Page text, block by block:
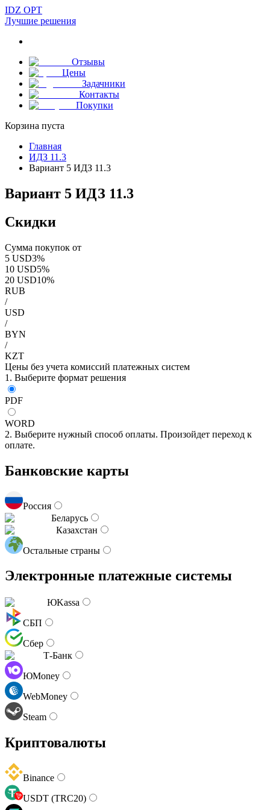
IDZ OPT
Лучшие решения
Отзывы
Цены
Задачники
Контакты
Покупки
Корзина пуста
Главная
ИДЗ 11.3
Вариант 5 ИДЗ 11.3
Вариант 5 ИДЗ 11.3
Скидки
Сумма покупок от
5 USD3%
10 USD5%
20 USD10%
RUB
/
USD
/
BYN
/
KZT
Цены без учета комиссий платежных систем
1. Выберите формат решения
PDF
WORD
2. Выберите нужный способ оплаты. Произойдет переход к
оплате.
Банковские карты
Россия
Беларусь
Казахстан
Остальные страны
Электронные платежные системы
ЮKassa
СБП
Сбер
Т-Банк
ЮMoney
WebMoney
Steam
Криптовалюты
Binance
USDT (TRC20)